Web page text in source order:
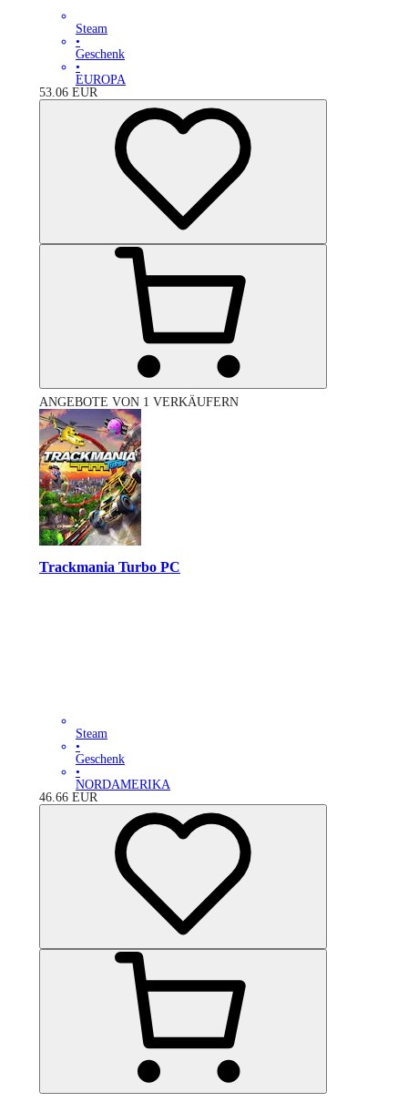
Steam
•
Geschenk
•
EUROPA
53.06 EUR
ANGEBOTE VON 1 VERKÄUFERN
Trackmania Turbo PC
Steam
•
Geschenk
•
NORDAMERIKA
46.66 EUR